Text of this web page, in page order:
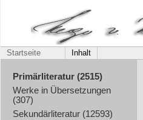
Startseite Inhalt
Primärliteratur (2515)
Werke in Übersetzungen
(307)
Sekundärliteratur (12593)